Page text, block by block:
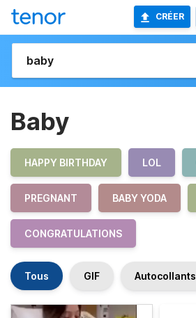
CRÉER
Baby
HAPPY BIRTHDAY LOL
PREGNANT BABY YODA
CONGRATULATIONS
Tous GIF Autocollants